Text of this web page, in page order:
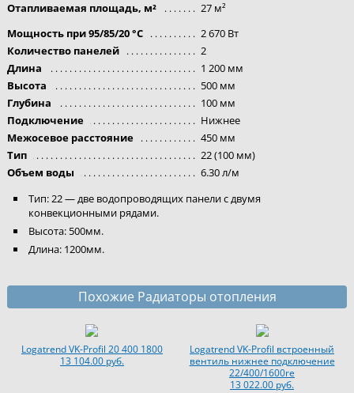
Отапливаемая площадь, м²
27 м²
Мощность при 95/85/20 °C
2 670 Вт
Количество панелей
2
Длина
1 200 мм
Высота
500 мм
Глубина
100 мм
Подключение
Нижнее
Межосевое расстояние
450 мм
Тип
22 (100 мм)
Объем воды
6.30 л/м
Тип: 22 — две водопроводящих панели с двумя
конвекционными рядами.
Высота: 500мм.
Длина: 1200мм.
Похожие Радиаторы отопления
Logatrend VK-Profil 20 400 1800
13 104.00 руб.
Logatrend VK-Profil встроенный
вентиль нижнее подключение
22/400/1600re
13 022.00 руб.